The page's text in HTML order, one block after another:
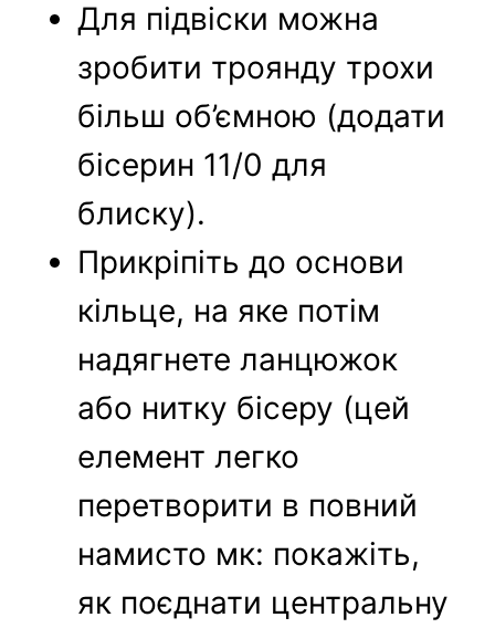
Для підвіски можна
зробити троянду трохи
більш об’ємною (додати
бісерин 11/0 для
блиску).
Прикріпіть до основи
кільце, на яке потім
надягнете ланцюжок
або нитку бісеру (цей
елемент легко
перетворити в повний
намисто мк: покажіть,
як поєднати центральну